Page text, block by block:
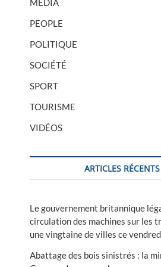
PEOPLE
POLITIQUE
SOCIÉTÉ
SPORT
TOURISME
VIDÉOS
ARTICLES RÉCENTS
Le gouvernement britannique
circulation des machines sur les
une vingtaine de villes ce
Abattage des bois sinistrés : la